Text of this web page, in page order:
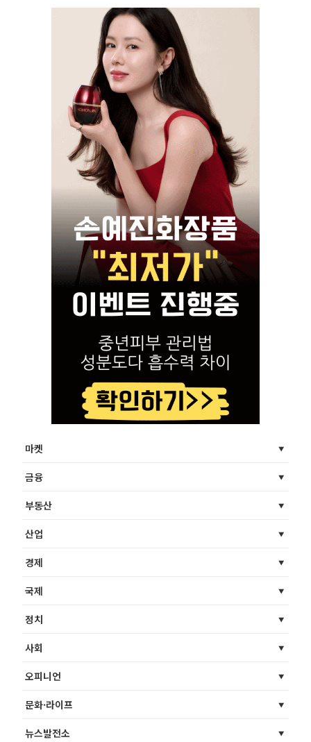
마켓
금융
부동산
산업
경제
국제
정치
사회
오피니언
문화·라이프
뉴스발전소